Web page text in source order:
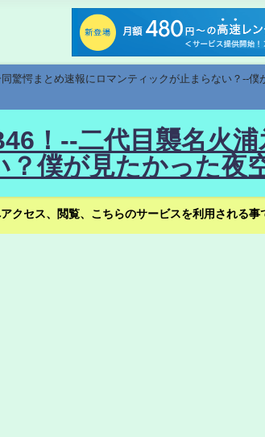
驚愕まとめ速報にロマンティックが止まらない？--
！--二代目襲名火
？僕が見たかった夜
クセス、閲覧、こちらのサービスを利用される